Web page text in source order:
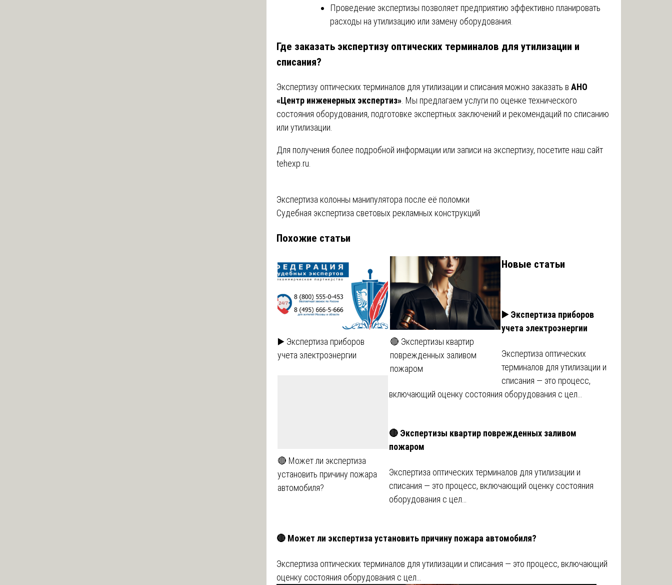
Проведение экспертизы позволяет предприятию эффективно планировать
расходы на утилизацию или замену оборудования.
Где заказать экспертизу оптических терминалов для утилизации и
списания?
Экспертизу оптических терминалов для утилизации и списания можно заказать в АНО
«Центр инженерных экспертиз» . Мы предлагаем услуги по оценке технического
состояния оборудования, подготовке экспертных заключений и рекомендаций по списанию
или утилизации.
Для получения более подробной информации или записи на экспертизу, посетите наш сайт
tehexp.ru
Навигация
по
записям
Экспертиза колонны манипулятора после её поломки
Судебная экспертиза световых рекламных конструкций
Похожие статьи
▶️ Экспертиза приборов
учета электроэнергии
🔴 Экспертизы квартир
поврежденных заливом
пожаром
🔴 Может ли экспертиза
установить причину пожара
автомобиля?
Новые статьи
▶️ Экспертиза приборов
учета электроэнергии
Экспертиза оптических
терминалов для утилизации и
списания — это процесс,
включающий оценку состояния оборудования с цел…
🔴 Экспертизы квартир поврежденных заливом
пожаром
Экспертиза оптических терминалов для утилизации и
списания — это процесс, включающий оценку состояния
оборудования с цел…
🔴 Может ли экспертиза установить причину пожара автомобиля?
Экспертиза оптических терминалов для утилизации и списания — это процесс, включающий
оценку состояния оборудования с цел…